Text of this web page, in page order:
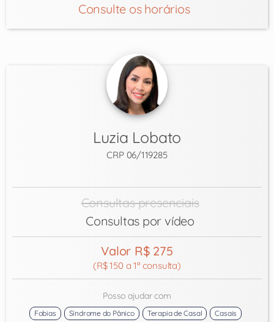
Consulte os horários
Luzia Lobato
CRP 06/119285
Consultas presenciais
Consultas por vídeo
Valor R$ 275
(R$ 150 a 1ª consulta)
Posso ajudar com
Fobias Síndrome do Pânico Terapia de Casal Casais